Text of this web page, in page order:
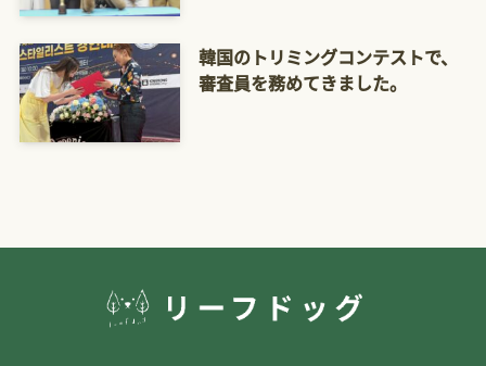
韓国のトリミングコンテストで、
審査員を務めてきました。